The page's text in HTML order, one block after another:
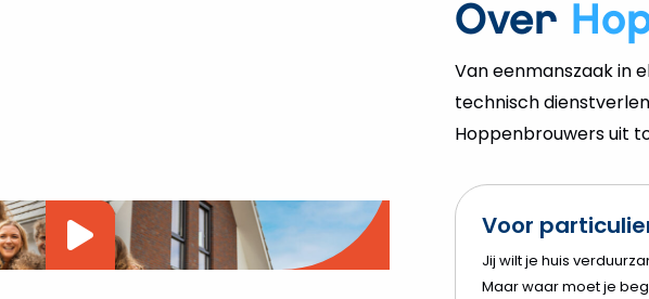
Over
Van eenmanszaak in
technisch
Hoppenbrouwers uit
Voor
Jij wilt je huis
Maar waar moet je
Video